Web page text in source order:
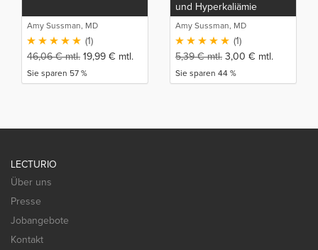
Amy Sussman, MD
(1)
46,06€mtl. 19,99 € mtl.
Sie sparen 57 %
und Hyperkaliämie
Amy Sussman, MD
(1)
5,39€mtl. 3,00 € mtl.
Sie sparen 44 %
LECTURIO
Über uns
Presse
Jobangebote
Kontakt